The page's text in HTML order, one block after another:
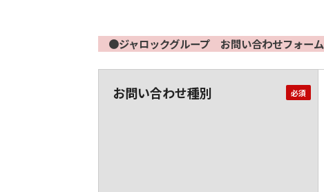
●ジャロックグループ お問い合わせフォーム
お問い合わせ種別